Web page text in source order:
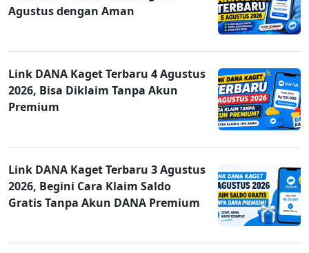
Agustus dengan Aman
Link DANA Kaget Terbaru 4 Agustus
2026, Bisa Diklaim Tanpa Akun
Premium
Link DANA Kaget Terbaru 3 Agustus
2026, Begini Cara Klaim Saldo
Gratis Tanpa Akun DANA Premium